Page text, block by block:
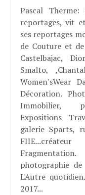
Pascal Therme:
reportages, vit
ses reportages
de Couture et de
Castelbajac,
Smalto,
Women'sWear
Décoration.
Immobilier,
Expositions
galerie Sparts,
photographie
L'Autre
2017...